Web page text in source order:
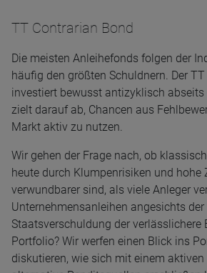
TT Contrarian Bond
Die meisten Anleihefonds folgen der
häufig den größten Schuldnern. Der
investiert bewusst antizyklisch abseits
zielt darauf ab, Chancen aus
Markt aktiv zu nutzen.
Wir gehen der Frage nach, ob
heute durch Klumpenrisiken und
verwundbarer sind, als viele Anleger
Unternehmensanleihen angesichts
Staatsverschuldung der verlässlichere
Portfolio? Wir werfen einen Blick ins
diskutieren, wie sich mit einem